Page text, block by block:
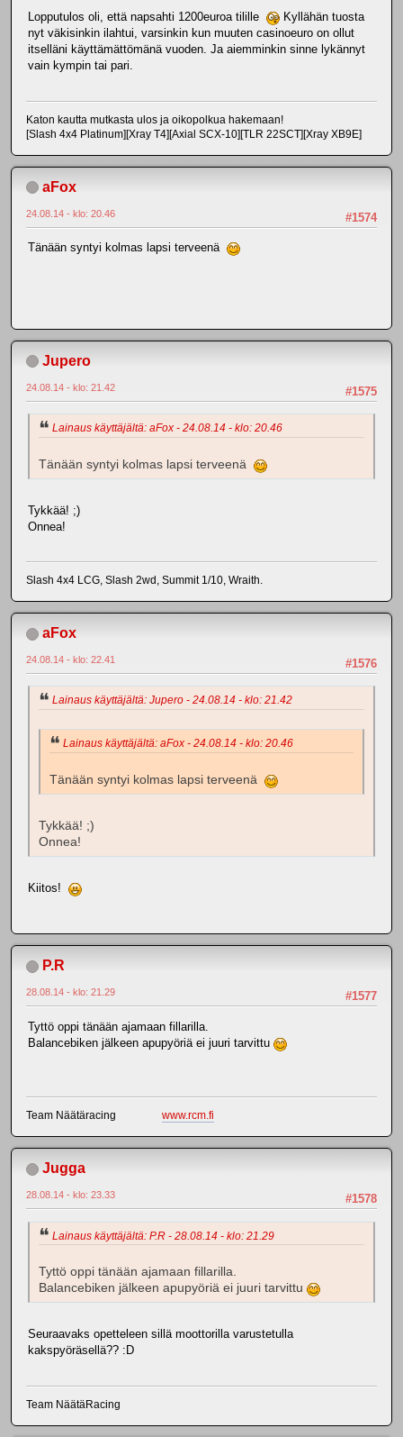
Lopputulos oli, että napsahti 1200euroa tilille
Kyllähän tuosta
nyt väkisinkin ilahtui, varsinkin kun muuten casinoeuro on ollut
itselläni käyttämättömänä vuoden. Ja aiemminkin sinne lykännyt
vain kympin tai pari.
Katon kautta mutkasta ulos ja oikopolkua hakemaan!
[Slash 4x4 Platinum][Xray T4][Axial SCX-10][TLR 22SCT][Xray XB9E]
aFox
#1574
24.08.14 - klo: 20.46
Tänään syntyi kolmas lapsi terveenä
Jupero
#1575
24.08.14 - klo: 21.42
Lainaus käyttäjältä: aFox - 24.08.14 - klo: 20.46
Tänään syntyi kolmas lapsi terveenä
Tykkää! ;)
Onnea!
Slash 4x4 LCG, Slash 2wd, Summit 1/10, Wraith.
aFox
#1576
24.08.14 - klo: 22.41
Lainaus käyttäjältä: Jupero - 24.08.14 - klo: 21.42
Lainaus käyttäjältä: aFox - 24.08.14 - klo: 20.46
Tänään syntyi kolmas lapsi terveenä
Tykkää! ;)
Onnea!
Kiitos!
P.R
#1577
28.08.14 - klo: 21.29
Tyttö oppi tänään ajamaan fillarilla.
Balancebiken jälkeen apupyöriä ei juuri tarvittu
Team Näätäracing www.rcm.fi
Jugga
#1578
28.08.14 - klo: 23.33
Lainaus käyttäjältä: P.R - 28.08.14 - klo: 21.29
Tyttö oppi tänään ajamaan fillarilla.
Balancebiken jälkeen apupyöriä ei juuri tarvittu
Seuraavaks opetteleen sillä moottorilla varustetulla
kakspyöräsellä?? :D
Team NäätäRacing